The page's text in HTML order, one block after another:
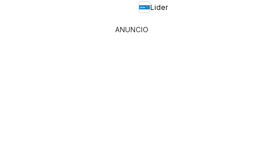
Lider
ANUNCIO